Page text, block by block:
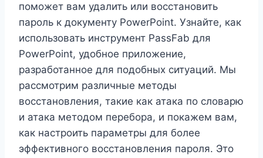
поможет вам удалить или восстановить
пароль к документу PowerPoint. Узнайте, как
использовать инструмент PassFab для
PowerPoint, удобное приложение,
разработанное для подобных ситуаций. Мы
рассмотрим различные методы
восстановления, такие как атака по словарю
и атака методом перебора, и покажем вам,
как настроить параметры для более
эффективного восстановления пароля. Это